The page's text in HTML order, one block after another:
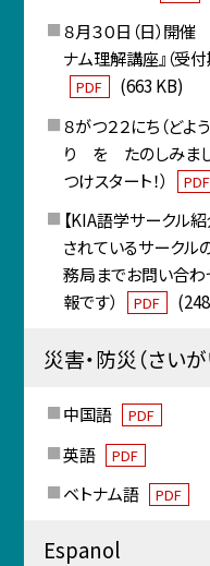
８月３０日（日）開
ナム理解講座』（受
PDF
(663 KB)
８がつ２２にち（ど
り を たのしみまし
つけスタート！）
PDF
【KIA語学サークル
されているサークル
務局までお問い合わ
報です）
PDF
災害・防災（さいが
中国語 PDF
英語 PDF
ベトナム語 PDF
Espanol